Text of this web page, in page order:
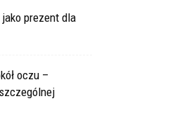
prezent dla
oczu –